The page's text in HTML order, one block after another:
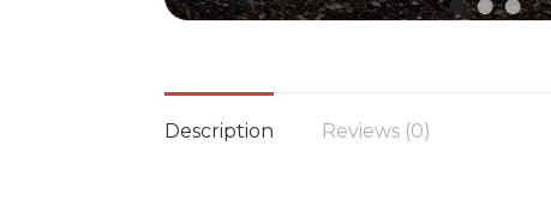
Description Reviews (0)